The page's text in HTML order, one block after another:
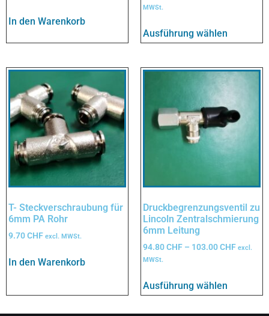
In den Warenkorb
MWSt.
Ausführung wählen
T- Steckverschraubung für
6mm PA Rohr
9.70CHF excl. MWSt.
In den Warenkorb
Druckbegrenzungsventil zu
Lincoln Zentralschmierung
6mm Leitung
94.80CHF – 103.00CHF excl.
MWSt.
Ausführung wählen